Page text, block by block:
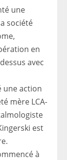
une action
mère LCA-
est
à